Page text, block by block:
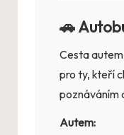
🚗
Cesta
pro ty, kteří
poznáváním
Autem: